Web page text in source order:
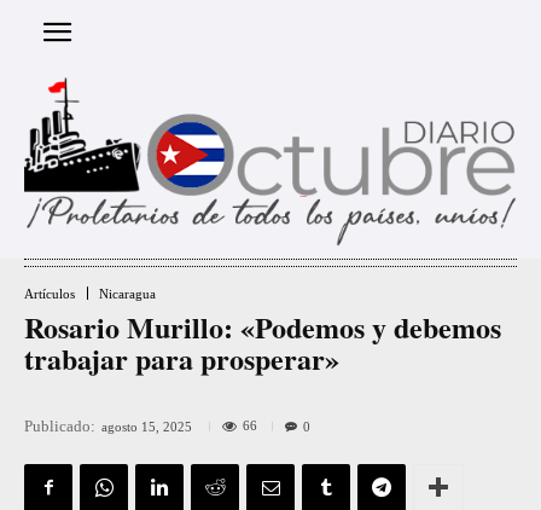
Artículos Nicaragua
Rosario Murillo: «Podemos y debemos
trabajar para prosperar»
Publicado: agosto 15, 2025 66 0